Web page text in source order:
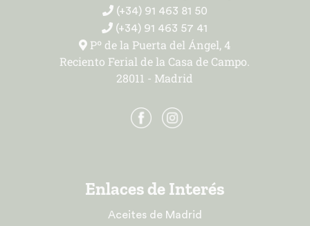
(+34) 91 463 81 50
(+34) 91 463 57 41
Pº de la Puerta del Ángel, 4
Reciento Ferial de la Casa de Campo.
28011 - Madrid
Enlaces de Interés
Aceites de Madrid